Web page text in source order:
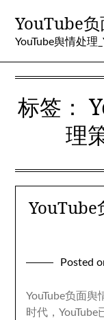
content
YouTube负
YouTube舆情处理
标签：
理
YouTube
Posted
YouTube负面
时代，